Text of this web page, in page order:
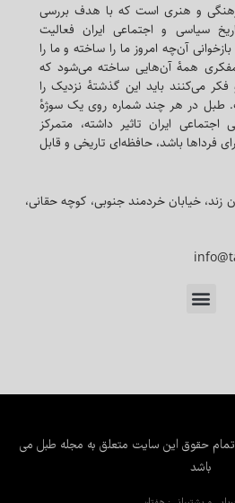
و هنری است که با هدف بررسی
سیاسی و اجتماعی ایران فعالیت
آن‌چه امروز ما را ساخته و ما را
همه‌ٔ آن‌هایی ساخته می‌شود که
می‌کنند باید این گذشته‌ٔ نزدیک را
طبل در هر چند شماره روی یک سوژه‌ٔ
ایران تاثیر داشته، متمرکز
باشد، حافظه‌ای تاریخی و قابل
زند، خیابان خردمند جنوبی، کوچه حقانی،
© مجله طبل 1405 ، تمام حقوق این سایت متعلق به مجله طبل می
باشد